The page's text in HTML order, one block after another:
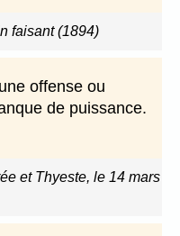
faisant (1894)
offense ou
de puissance.
et Thyeste, le 14 mars